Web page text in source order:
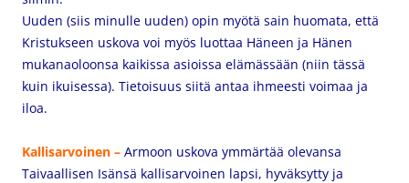
Uuden (siis minulle uuden) opin myötä sain huomata, että
Kristukseen uskova voi myös luottaa Häneen ja Hänen
mukanaoloonsa kaikissa asioissa elämässään (niin tässä
kuin ikuisessa). Tietoisuus siitä antaa ihmeesti voimaa ja
iloa.
Kallisarvoinen – Armoon uskova ymmärtää olevansa
Taivaallisen Isänsä kallisarvoinen lapsi, hyväksytty ja